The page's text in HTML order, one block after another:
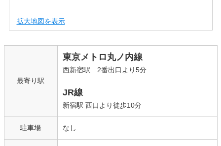
拡大地図を表示
最寄り駅
東京メトロ丸ノ内線
西新宿駅 2番出口より5分
JR線
新宿駅 西口より徒歩10分
駐車場 なし